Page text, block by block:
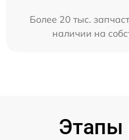
Более 20 тыс.
наличии на
Этапы